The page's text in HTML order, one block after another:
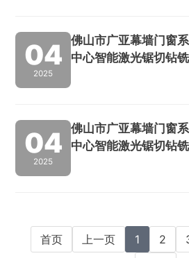
供参考，同时支持意向
04
2025
佛山市广亚幕墙门窗
中心智能激光锯切钻
04
2025
佛山市广亚幕墙门窗
中心智能激光锯切钻
首页 上一页 1 2